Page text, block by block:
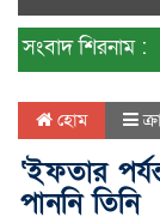
সংবাদ শিরনাম :
হোম
‘ইফতার
পাননি তিনি